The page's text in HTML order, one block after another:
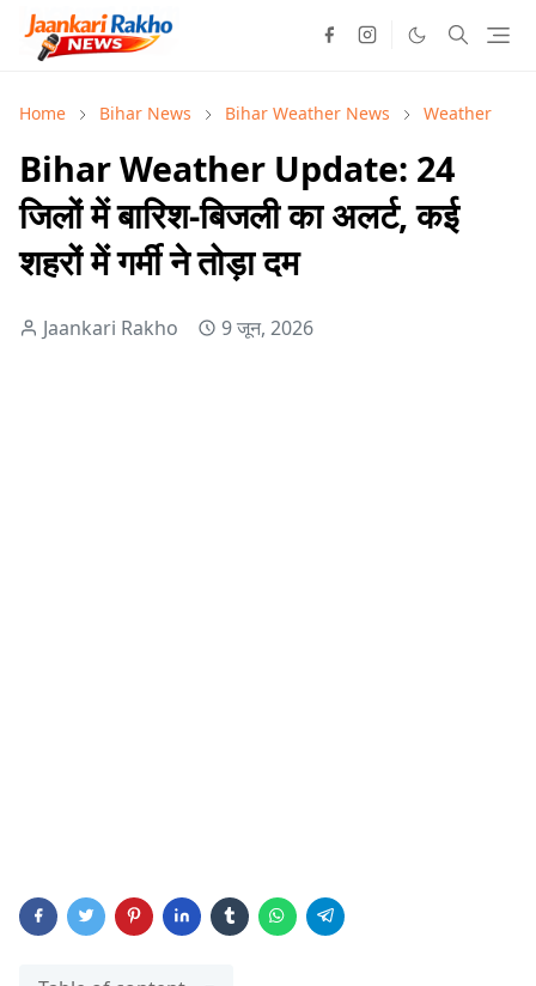
Home Bihar News Bihar Weather News Weather
Bihar Weather Update: 24
जिलों में बारिश-बिजली का अलर्ट, कई
शहरों में गर्मी ने तोड़ा दम
Jaankari Rakho 9 जून, 2026